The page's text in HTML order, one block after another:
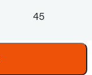
45